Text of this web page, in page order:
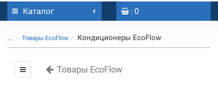
Каталог : 0
... Товары EcoFlow Кондиционеры EcoFlow
Товары EcoFlow